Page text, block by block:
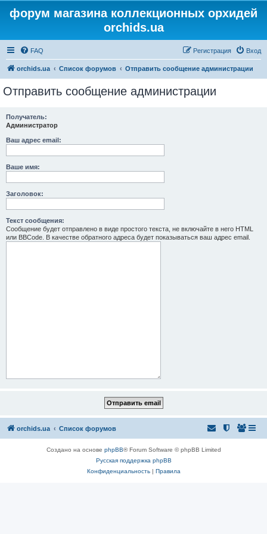
форум магазина коллекционных орхидей
orchids.ua
FAQ Вход
Регистрация
orchids.ua Список форумов Отправить сообщение администрации
Отправить сообщение администрации
Получатель:
Администратор
Ваш адрес email:
Ваше имя:
Заголовок:
Текст сообщения:
Сообщение будет отправлено в виде простого текста, не включайте в него HTML
или BBCode. В качестве обратного адреса будет показываться ваш адрес email.
orchids.ua Список форумов
Создано на основе phpBB® Forum Software © phpBB Limited
Русская поддержка phpBB
Конфиденциальность| Правила